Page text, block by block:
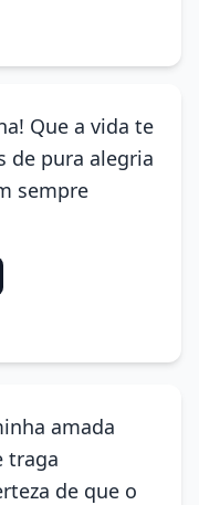
Que a vida te
de pura alegria
sempre
amada
traga
de que o